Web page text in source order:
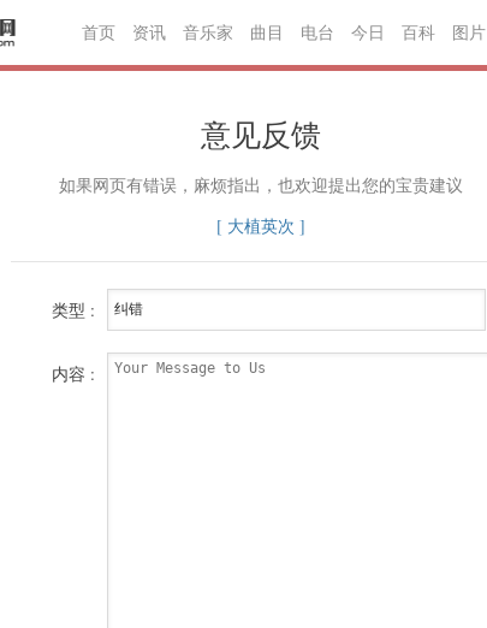
首页 资讯 音乐家 曲目 电台 今日 百科 图片
意见反馈
如果网页有错误，麻烦指出，也欢迎提出您的宝贵建议
[ 大植英次 ]
类型 :
内容 :